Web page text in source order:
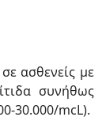
ασθενείς με
συνήθως
30.000/mcL).